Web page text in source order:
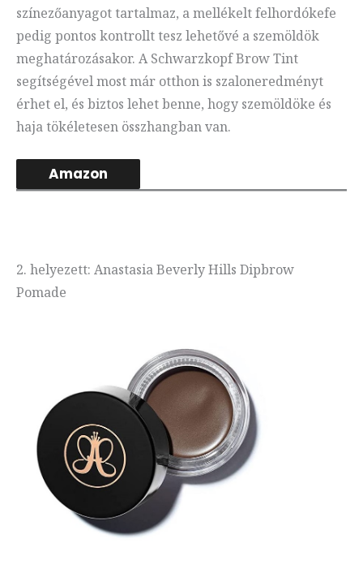
színezőanyagot tartalmaz, a mellékelt felhordókefe
pedig pontos kontrollt tesz lehetővé a szemöldök
meghatározásakor. A Schwarzkopf Brow Tint
segítségével most már otthon is szaloneredményt
érhet el, és biztos lehet benne, hogy szemöldöke és
haja tökéletesen összhangban van.
Amazon
2. helyezett: Anastasia Beverly Hills Dipbrow
Pomade